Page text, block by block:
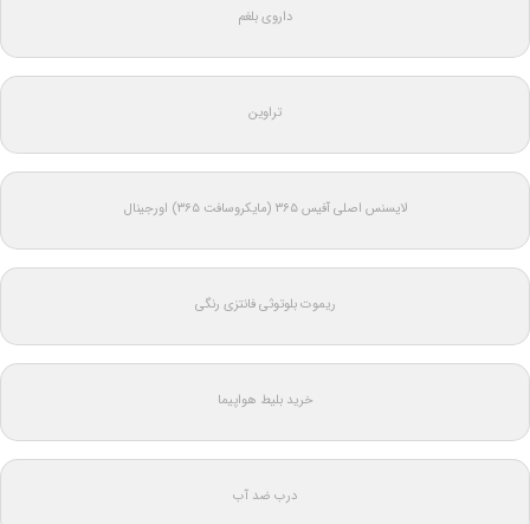
داروی بلغم
تراوین
لایسنس اصلی آفیس ۳۶۵ (مایکروسافت ۳۶۵) اورجینال
ریموت بلوتوثی فانتزی رنگی
خرید بلیط هواپیما
درب ضد آب